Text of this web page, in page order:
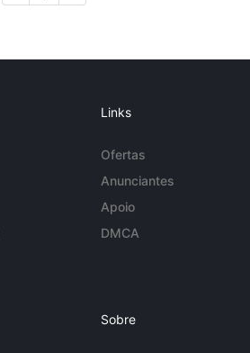
Links
Ofertas
Anunciantes
Apoio
DMCA
Sobre